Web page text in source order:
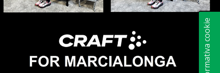
Informativa cookie